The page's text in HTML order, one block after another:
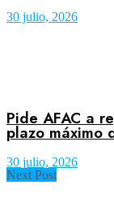
30 julio, 2026
Pide AFAC a
plazo máximo
30 julio, 2026
Next Post